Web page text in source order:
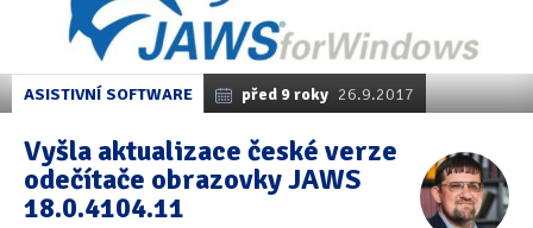
ASISTIVNÍ SOFTWARE před 9 roky 26.9.2017
Vyšla aktualizace české verze
odečítače obrazovky JAWS
18.0.4104.11